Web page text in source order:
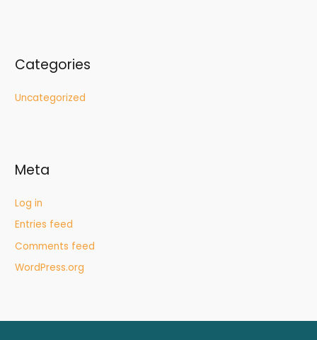
Categories
Uncategorized
Meta
Log in
Entries feed
Comments feed
WordPress.org